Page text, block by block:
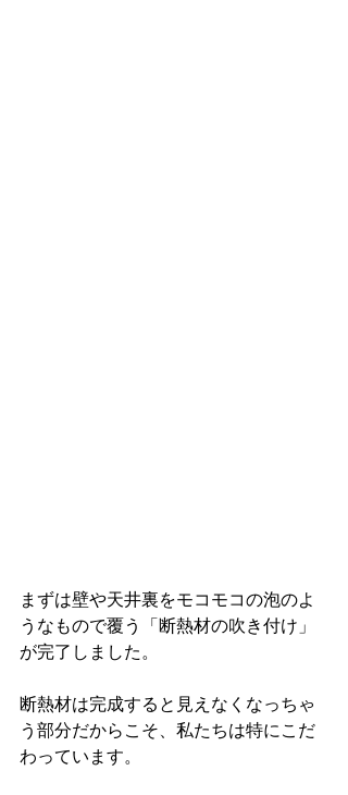
まずは壁や天井裏をモコモコの泡のよ
うなもので覆う「断熱材の吹き付け」
が完了しました。
断熱材は完成すると見えなくなっちゃ
う部分だからこそ、私たちは特にこだ
わっています。